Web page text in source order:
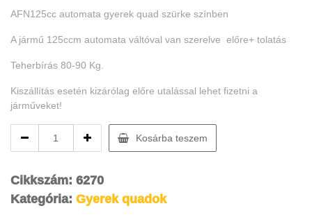
AFN125cc automata gyerek quad szürke színben
A jármű 125ccm automata váltóval van szerelve előre+ tolatás
Teherbírás 80-90 Kg.
Kiszállítás esetén kizárólag előre utalással lehet fizetni a
járműveket!
automata
quad
quantity
Kosárba teszem
Cikkszám: 6270
Kategória: Gyerek quadok